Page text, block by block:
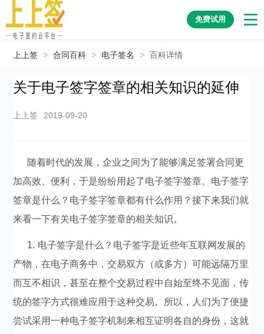
免费试用
上上签 > 合同百科 > 电子签名 > 百科详情
关于电子签字签章的相关知识的延伸
上上签 2019-09-20
随着时代的发展，企业之间为了能够满足签署合同更
加高效、便利，于是纷纷用起了电子签字签章。电子签字
签章是什么？电子签字签章都有什么作用？接下来我们就
来看一下有关电子签字签章的相关知识。
1. 电子签字是什么？电子签字是近些年互联网发展的
产物，在电子商务中，交易双方（或多方）可能远隔万里
而互不相识，甚至在整个交易过程中自始至终不见面，传
统的签字方式很难应用于这种交易。所以，人们为了便捷
尝试采用一种电子签字机制来相互证明各自的身份，这就